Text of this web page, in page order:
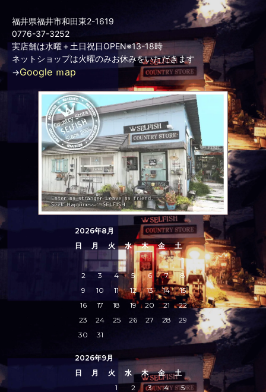
福井県福井市和田東2-1619
0776-37-3252
実店舗は水曜＋土日祝日OPEN※13-18時
ネットショップは火曜のみお休みをいただきます
→Google ｍap
2026年8月
日
月 火 水 木 金
土
1
2
3 4 5 6 7
8
9
10 11 12 13 14
15
16
17 18 19 20 21
22
23
24 25 26 27 28
29
30
31
2026年9月
日
月 火 水 木 金
土
1
2 3 4
5